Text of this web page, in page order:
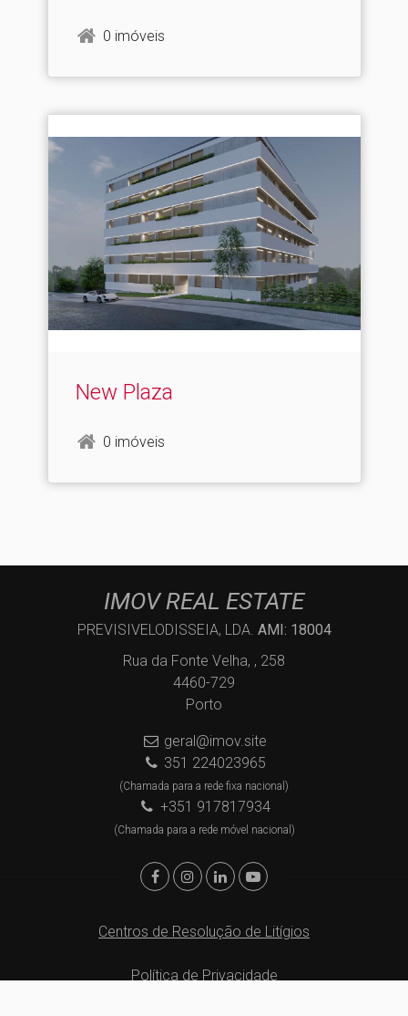
0 imóveis
New Plaza
0 imóveis
IMOV REAL ESTATE
PREVISIVELODISSEIA, LDA. AMI: 18004
Rua da Fonte Velha, , 258
4460-729
Porto
geral@imov.site
351 224023965
(Chamada para a rede fixa nacional)
+351 917817934
(Chamada para a rede móvel nacional)
Centros de Resolução de Litígios
Política de Privacidade